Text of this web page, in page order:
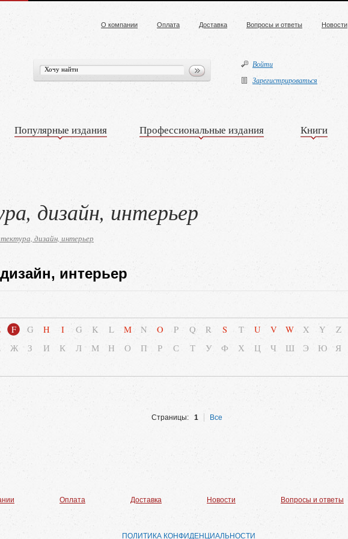
О компании Оплата Доставка Вопросы и ответы Новости
Войти
Зарегистрироваться
Популярные издания Профессиональные издания Книги
дизайн, интерьер
дизайн, интерьер
интерьер
F G H I G K L M N O P Q R S T U V W X Y
Z
Ж З И К Л М Н О П Р С Т У Ф Х Ц Ч Ш Э Ю Я
Страницы:
1 Все
Оплата Доставка Новости Вопросы и ответы
ПОЛИТИКА КОНФИДЕНЦИАЛЬНОСТИ